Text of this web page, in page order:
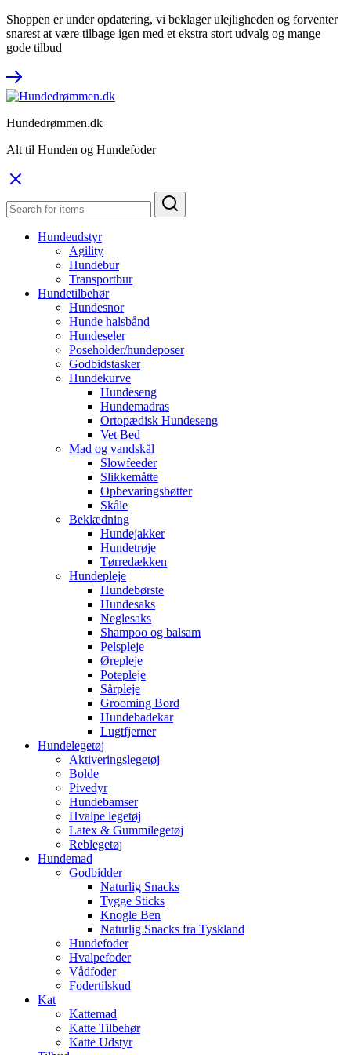
Shoppen er under opdatering, vi beklager ulejligheden og forventer
snarest at være tilbage igen med et ekstra stort udvalg og mange
gode tilbud
Hundedrømmen.dk
Alt til Hunden og Hundefoder
Hundeudstyr
Agility
Hundebur
Transportbur
Hundetilbehør
Hundesnor
Hunde halsbånd
Hundeseler
Poseholder/hundeposer
Godbidstasker
Hundekurve
Hundeseng
Hundemadras
Ortopædisk Hundeseng
Vet Bed
Mad og vandskål
Slowfeeder
Slikkemåtte
Opbevaringsbøtter
Skåle
Beklædning
Hundejakker
Hundetrøje
Tørredækken
Hundepleje
Hundebørste
Hundesaks
Neglesaks
Shampoo og balsam
Pelspleje
Ørepleje
Potepleje
Sårpleje
Grooming Bord
Hundebadekar
Lugtfjerner
Hundelegetøj
Aktiveringslegetøj
Bolde
Pivedyr
Hundebamser
Hvalpe legetøj
Latex & Gummilegetøj
Reblegetøj
Hundemad
Godbidder
Naturlig Snacks
Tygge Sticks
Knogle Ben
Naturlig Snacks fra Tyskland
Hundefoder
Hvalpefoder
Vådfoder
Fodertilskud
Kat
Kattemad
Katte Tilbehør
Katte Udstyr